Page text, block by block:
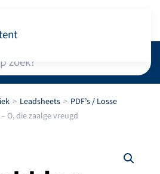
Leadsheets
PDF’s / Losse
O, die zaalge vreugd